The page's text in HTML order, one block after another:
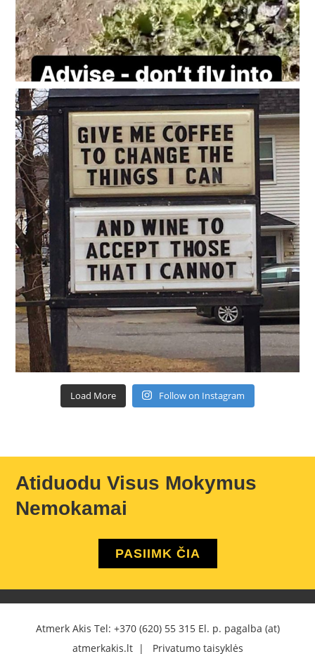
Load More Follow on Instagram
Atiduodu Visus Mokymus
Nemokamai
PASIIMK ČIA
Atmerk Akis Tel: +370 (620) 55 315El. p. pagalba (at)
atmerkakis.lt | Privatumo taisyklės